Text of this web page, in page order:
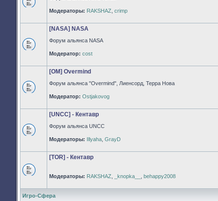
Нет
непрочитанных
Модераторы: RAKSHAZ crimp
Нет
непрочитанных
[NASA] NASA
Форум альянса NASA
Модератор: cost
Нет
непрочитанных
[OM] Overmind
Форум альянса "Overmind", Лиенсорд, Терра Нова
Модератор: Ostjakovog
Нет
непрочитанных
[UNCC] - Кентавр
Форум альянса UNCC
Модераторы: Illyaha GrayD
Нет
сообщений
[TOR] - Кентавр
Модераторы: RAKSHAZ _knopka__ behappy2008
Игро-Сфера